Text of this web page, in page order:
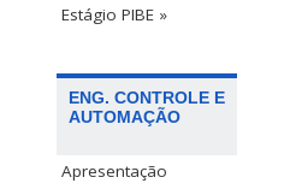
Estágio PIBE »
ENG. CONTROLE E
AUTOMAÇÃO
Apresentação